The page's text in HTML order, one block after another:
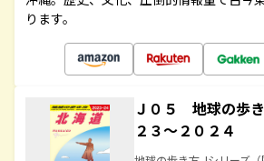
ります。
Ｊ０５ 地球の歩
２３～２０２４